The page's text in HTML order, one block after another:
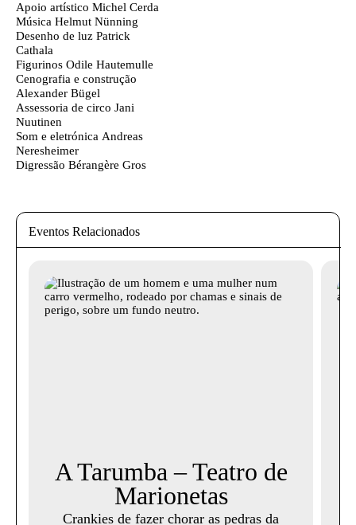
Apoio artístico Michel Cerda
Música Helmut Nünning
Desenho de luz Patrick
Cathala
Figurinos Odile Hautemulle
Cenografia e construção
Alexander Bügel
Assessoria de circo Jani
Nuutinen
Som e eletrónica Andreas
Neresheimer
Digressão Bérangère Gros
Eventos Relacionados
A Tarumba – Teatro de
Marionetas
Crankies de fazer chorar as pedras da